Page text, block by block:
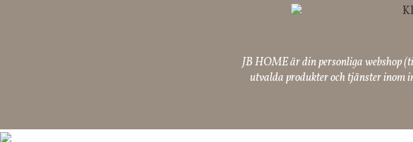
JB HOME är din personliga webshop
utvalda produkter och tjänster inom